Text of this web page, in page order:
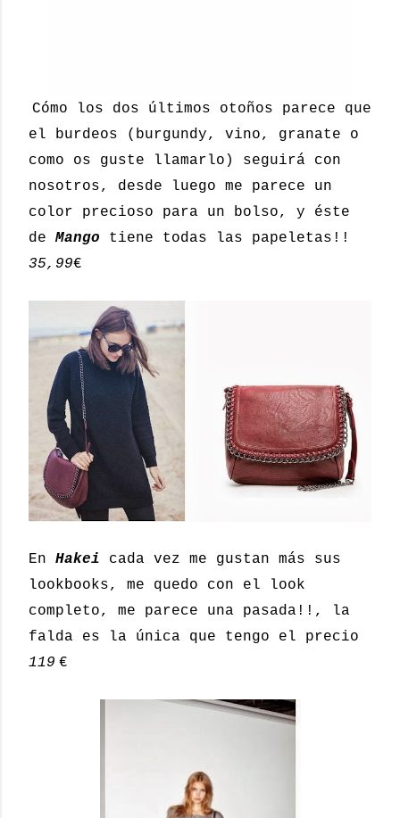
Cómo los dos últimos otoños parece que
el burdeos (burgundy, vino, granate o
como os guste llamarlo) seguirá con
nosotros, desde luego me parece un
color precioso para un bolso, y éste
de Mango tiene todas las papeletas!!
35,99€
En Hakei cada vez me gustan más sus
lookbooks, me quedo con el look
completo, me parece una pasada!!, la
falda es la única que tengo el precio
119 €